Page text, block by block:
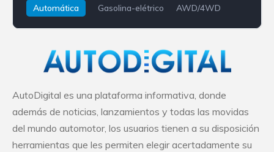
Automática Gasolina-elétrico
AWD/4WD
AutoDigital es una plataforma informativa, donde
además de noticias, lanzamientos y todas las movidas
del mundo automotor, los usuarios tienen a su disposición
herramientas que les permiten elegir acertadamente su